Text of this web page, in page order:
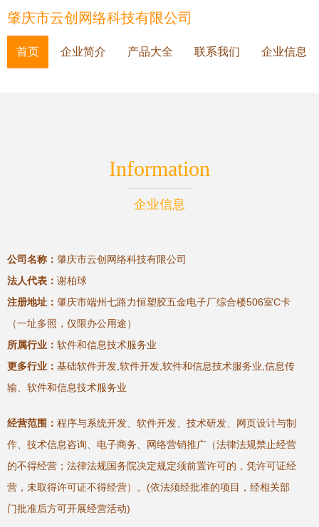
肇庆市云创网络科技有限公司
首页 企业简介 产品大全 联系我们 企业信息
Information
企业信息
公司名称： 肇庆市云创网络科技有限公司
法人代表： 谢柏球
注册地址： 肇庆市端州七路力恒塑胶五金电子厂综合楼506室C卡
（一址多照，仅限办公用途）
所属行业： 软件和信息技术服务业
更多行业： 基础软件开发,软件开发,软件和信息技术服务业,信息传
输、软件和信息技术服务业
经营范围： 程序与系统开发、软件开发、技术研发、网页设计与制
作、技术信息咨询、电子商务、网络营销推广（法律法规禁止经营
的不得经营；法律法规国务院决定规定须前置许可的，凭许可证经
营，未取得许可证不得经营）。(依法须经批准的项目，经相关部
门批准后方可开展经营活动)